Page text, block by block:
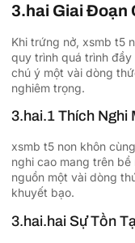
3.hai Giai Đoạn
Khi trứng nở, xsmb t5
quy trình quá trình
chú ý một vài dòng
nghiêm trọng.
3.hai.1 Thích Nghi
xsmb t5 non khôn
nghi cao mang trên
nguồn một vài dòng
khuyết bạo.
3.hai.hai Sự Tồn